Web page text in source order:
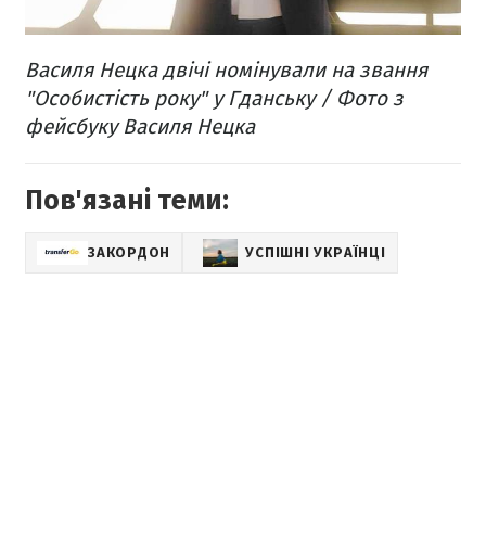
Василя Нецка двічі номінували на звання
"Особистість року" у Гданську / Фото з
фейсбуку Василя Нецка
Пов'язані теми:
ЗАКОРДОН УСПІШНІ УКРАЇНЦІ